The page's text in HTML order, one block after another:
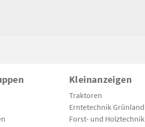
Kleinanzeigen
Traktoren
Erntetechnik Grünland
Forst- und Holztechnik